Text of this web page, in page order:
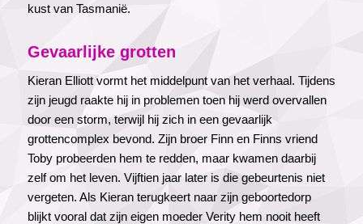
kust van Tasmanië.
Gevaarlijke grotten
Kieran Elliott vormt het middelpunt van het verhaal. Tijdens
zijn jeugd raakte hij in problemen toen hij werd overvallen
door een storm, terwijl hij zich in een gevaarlijk
grottencomplex bevond. Zijn broer Finn en Finns vriend
Toby probeerden hem te redden, maar kwamen daarbij
zelf om het leven. Vijftien jaar later is die gebeurtenis niet
vergeten. Als Kieran terugkeert naar zijn geboortedorp
blijkt vooral dat zijn eigen moeder Verity hem nooit heeft